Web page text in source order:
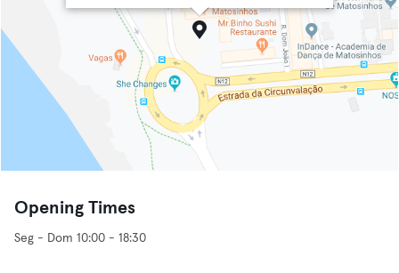
Opening Times
Seg - Dom 10:00 - 18:30